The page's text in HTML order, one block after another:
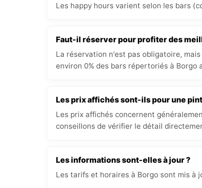
Les happy hours varient selon les bars
Faut-il réserver pour profiter des
La réservation n'est pas obligatoire,
environ 0% des bars répertoriés à
Les prix affichés sont-ils pour une
Les prix affichés concernent
conseillons de vérifier le détail
Les informations sont-elles à jour ?
Les tarifs et horaires à Borgo sont mis à